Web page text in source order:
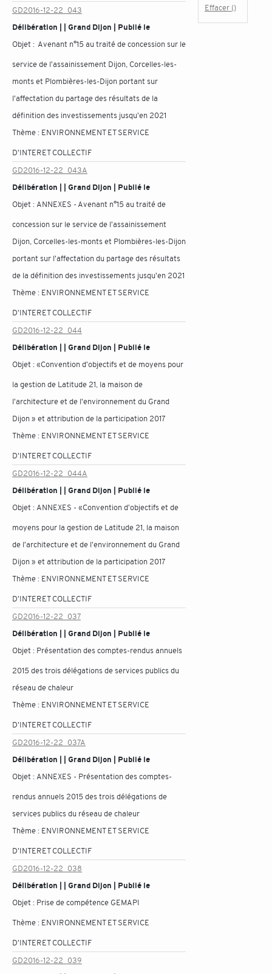
GD2016-12-22_043
Délibération | | Grand Dijon | Publié le
Objet : Avenant n°15 au traité de concession sur le
service de l'assainissement Dijon, Corcelles-les-
monts et Plombières-les-Dijon portant sur
l'affectation du partage des résultats de la
définition des investissements jusqu'en 2021
Thème : ENVIRONNEMENT ET SERVICE
D'INTERET COLLECTIF
GD2016-12-22_043A
Délibération | | Grand Dijon | Publié le
Objet : ANNEXES - Avenant n°15 au traité de
concession sur le service de l'assainissement
Dijon, Corcelles-les-monts et Plombières-les-Dijon
portant sur l'affectation du partage des résultats
de la définition des investissements jusqu'en 2021
Thème : ENVIRONNEMENT ET SERVICE
D'INTERET COLLECTIF
GD2016-12-22_044
Délibération | | Grand Dijon | Publié le
Objet :«Convention d'objectifs et de moyens pour
la gestion de Latitude 21, la maison de
l'architecture et de l'environnement du Grand
Dijon » et attribution de la participation 2017
Thème : ENVIRONNEMENT ET SERVICE
D'INTERET COLLECTIF
GD2016-12-22_044A
Délibération | | Grand Dijon | Publié le
Objet : ANNEXES - «Convention d'objectifs et de
moyens pour la gestion de Latitude 21, la maison
de l'architecture et de l'environnement du Grand
Dijon » et attribution de la participation 2017
Thème : ENVIRONNEMENT ET SERVICE
D'INTERET COLLECTIF
GD2016-12-22_037
Délibération | | Grand Dijon | Publié le
Objet : Présentation des comptes-rendus annuels
2015 des trois délégations de services publics du
réseau de chaleur
Thème : ENVIRONNEMENT ET SERVICE
D'INTERET COLLECTIF
GD2016-12-22_037A
Délibération | | Grand Dijon | Publié le
Objet : ANNEXES - Présentation des comptes-
rendus annuels 2015 des trois délégations de
services publics du réseau de chaleur
Thème : ENVIRONNEMENT ET SERVICE
D'INTERET COLLECTIF
GD2016-12-22_038
Délibération | | Grand Dijon | Publié le
Objet : Prise de compétence GEMAPI
Thème : ENVIRONNEMENT ET SERVICE
D'INTERET COLLECTIF
GD2016-12-22_039
Effacer ()